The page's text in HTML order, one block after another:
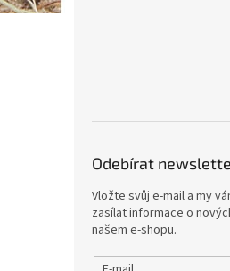
Odebírat
Vložte svůj e-mail a my
zasílat informace o
našem e-shopu.